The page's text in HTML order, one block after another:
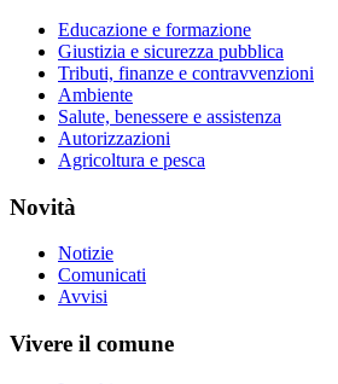
Educazione e formazione
Giustizia e sicurezza pubblica
Tributi, finanze e contravvenzioni
Ambiente
Salute, benessere e assistenza
Autorizzazioni
Agricoltura e pesca
Novità
Notizie
Comunicati
Avvisi
Vivere il comune